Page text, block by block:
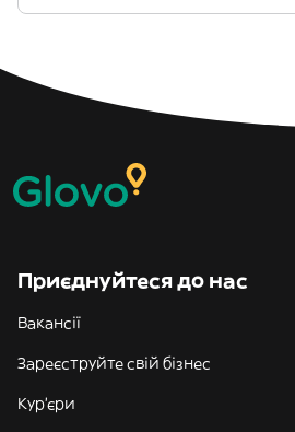
Приєднуйтеся до нас
Вакансії
Зареєструйте свій бізнес
Кур'єри